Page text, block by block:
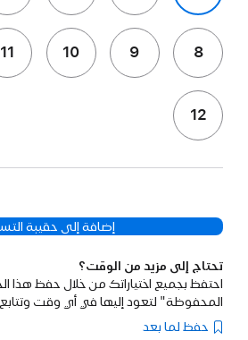
8
9
10
11
12
إضافة إلى حقيبة
تحتاج إلى مزيد من الوقت؟
احتفظ بجميع اختياراتك من خلال حفظ هذا
المحفوظة" لتعود إليها في أي وقت
حفظ لما بعد